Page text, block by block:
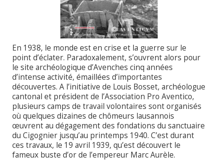
En 1938, le monde est en crise et la guerre sur le
point d’éclater. Paradoxalement, s’ouvrent alors pour
le site archéologique d’Avenches cinq années
d’intense activité, émaillées d’importantes
découvertes. A l’initiative de Louis Bosset, archéologue
cantonal et président de l’Association Pro Aventico,
plusieurs camps de travail volontaires sont organisés
où quelques dizaines de chômeurs lausannois
œuvrent au dégagement des fondations du sanctuaire
du Cigognier jusqu’au printemps 1940. C’est durant
ces travaux, le 19 avril 1939, qu’est découvert le
fameux buste d’or de l’empereur Marc Aurèle.